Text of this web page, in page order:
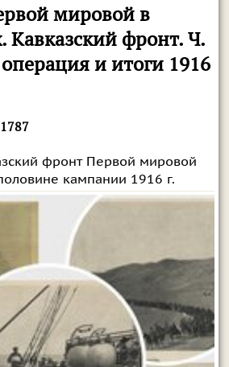
мировой в
Кавказский фронт. Ч.
и итоги 1916
фронт Первой мировой
кампании 1916 г.